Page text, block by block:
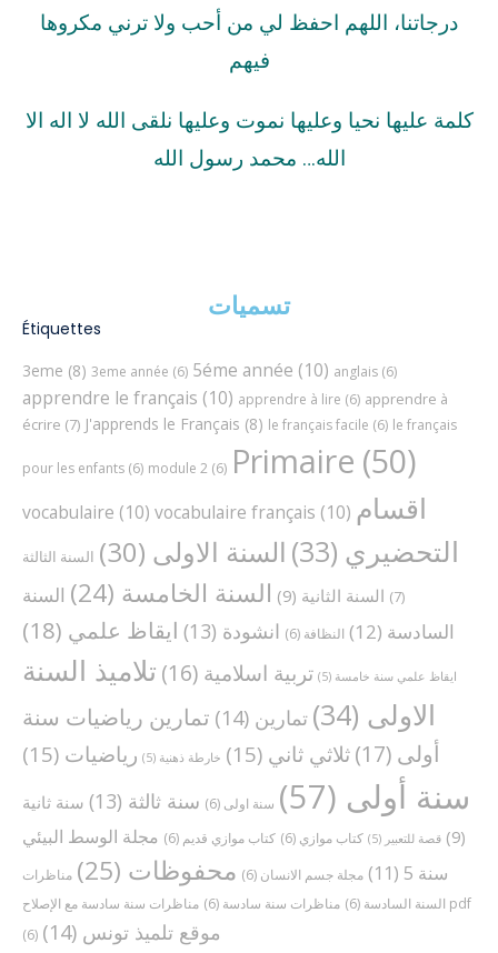
درجاتنا، اللهم احفظ لي من أحب ولا ترني مكروها
فيهم
كلمة عليها نحيا وعليها نموت وعليها نلقى الله لا اله الا
الله… محمد رسول الله
تسميات
Étiquettes
3eme (8) 3eme année (6) 5éme année (10) anglais (6)
apprendre le français (10) apprendre à lire (6) apprendre à
écrire (7) J'apprends le Français (8) le français facile (6) le français
pour les enfants (6) module 2 (6) Primaire (50)
vocabulaire (10) vocabulaire français (10) اقسام
التحضيري (33) السنة الاولى (30)
السنة الثالثة
(7)
السنة الثانية (9) السنة الخامسة (24)
السنة
السادسة (12) النظافة (6) انشودة (13) ايقاظ علمي (18)
ايقاظ علمي سنة خامسة (5) تربية اسلامية (16)
تلاميذ السنة
الاولى (34) تمارين (14)
تمارين رياضيات سنة
أولى (17) ثلاثي ثاني (15) خارطة ذهنية (5) رياضيات (15)
سنة أولى (57) سنة اولى (6) سنة ثالثة (13)
سنة ثانية
(9)
قصة للتعبير (5) كتاب موازي (6) كتاب موازي قديم (6)
مجلة الوسط البيئي
سنة 5
(11) مجلة جسم الانسان (6) محفوظات (25)
مناظرات
السنة السادسة (6) مناظرات سنة سادسة (6)
مناظرات سنة سادسة مع الإصلاح pdf
(6)
موقع تلميذ تونس (14)